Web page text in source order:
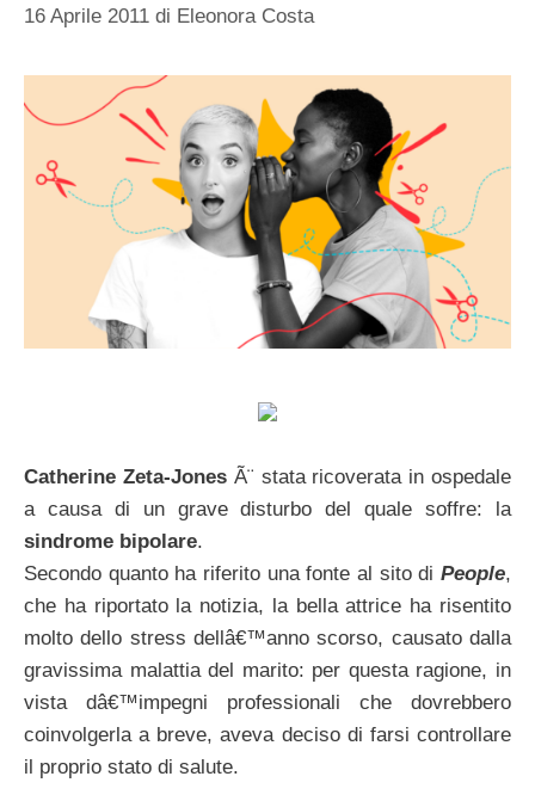
16 Aprile 2011 di Eleonora Costa
Catherine Zeta-JonesÃ¨ stata ricoverata in ospedale
a causa di un grave disturbo del quale soffre: la
sindrome bipolare.
Secondo quanto ha riferito una fonte al sito di People,
che ha riportato la notizia, la bella attrice ha risentito
molto dello stress dellâ€™anno scorso, causato dalla
gravissima malattia del marito: per questa ragione, in
vista dâ€™impegni professionali che dovrebbero
coinvolgerla a breve, aveva deciso di farsi controllare
il proprio stato di salute.